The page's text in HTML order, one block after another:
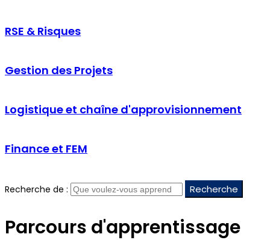
RSE & Risques
Gestion des Projets
Logistique et chaîne d'approvisionnement
Finance et FEM
Recherche de : Recherche
Parcours d'apprentissage